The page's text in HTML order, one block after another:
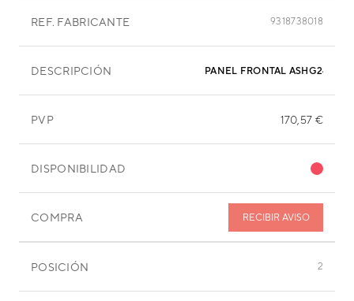
REF. FABRICANTE 9318738018
DESCRIPCIÓN PANEL FRONTAL ASHG24LFCA
PVP 170,57 €
DISPONIBILIDAD
COMPRA RECIBIR AVISO
POSICIÓN 2